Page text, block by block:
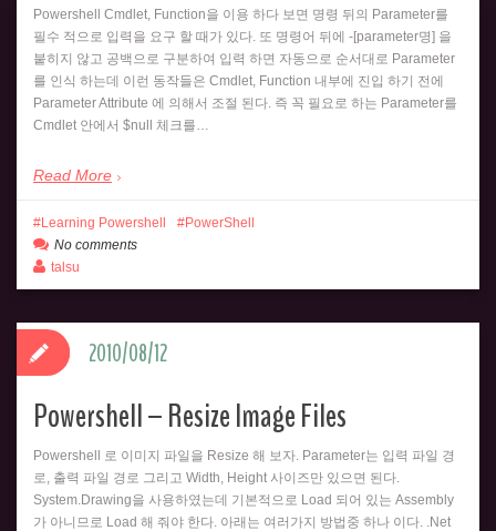
Powershell Cmdlet, Function을 이용 하다 보면 명령 뒤의 Parameter를
필수 적으로 입력을 요구 할 때가 있다. 또 명령어 뒤에 -[parameter명] 을
붙히지 않고 공백으로 구분하여 입력 하면 자동으로 순서대로 Parameter
를 인식 하는데 이런 동작들은 Cmdlet, Function 내부에 진입 하기 전에
Parameter Attribute 에 의해서 조절 된다. 즉 꼭 필요로 하는 Parameter를
Cmdlet 안에서 $null 체크를…
Read More
Learning Powershell
PowerShell
No comments
talsu
Powershell – Resize Image Files
Powershell 로 이미지 파일을 Resize 해 보자. Parameter는 입력 파일 경
로, 출력 파일 경로 그리고 Width, Height 사이즈만 있으면 된다.
System.Drawing을 사용하였는데 기본적으로 Load 되어 있는 Assembly
가 아니므로 Load 해 줘야 한다. 아래는 여러가지 방법중 하나 이다. .Net
2010/08/12